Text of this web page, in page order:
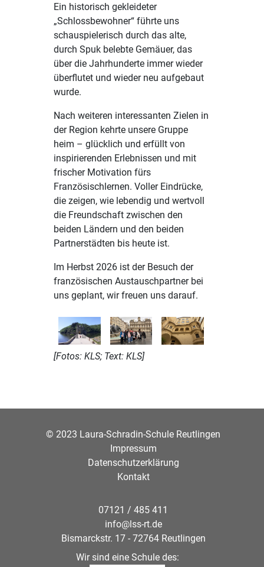
Ein historisch gekleideter
„Schlossbewohner“ führte uns
schauspielerisch durch das alte,
durch Spuk belebte Gemäuer, das
über die Jahrhunderte immer wieder
überflutet und wieder neu aufgebaut
wurde.
Nach weiteren interessanten Zielen in
der Region kehrte unsere Gruppe
heim – glücklich und erfüllt von
inspirierenden Erlebnissen und mit
frischer Motivation fürs
Französischlernen. Voller Eindrücke,
die zeigen, wie lebendig und wertvoll
die Freundschaft zwischen den
beiden Ländern und den beiden
Partnerstädten bis heute ist.
Im Herbst 2026 ist der Besuch der
französischen Austauschpartner bei
uns geplant, wir freuen uns darauf.
[Fotos: KLS; Text: KLS]
© 2023 Laura-Schradin-Schule Reutlingen
Impressum
Datenschutzerklärung
Kontakt
07121 / 485 411
info@lss-rt.de
Bismarckstr. 17 - 72764 Reutlingen
Wir sind eine Schule des: